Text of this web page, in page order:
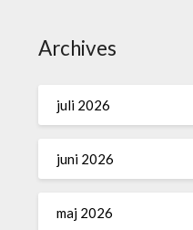
Archives
juli 2026
juni 2026
maj 2026